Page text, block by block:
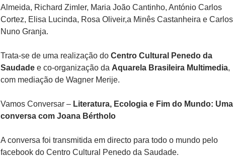
Almeida, Richard Zimler, Maria João Cantinho, António Carlos
Cortez, Elisa Lucinda, Rosa Oliveir,a Minês Castanheira e Carlos
Nuno Granja.
Trata-se de uma realização do Centro Cultural Penedo da
Saudade e co-organização da Aquarela Brasileira Multimedia,
com mediação de Wagner Merije.
Vamos Conversar – Literatura, Ecologia e Fim do Mundo: Uma
conversa com Joana Bértholo
A conversa foi transmitida em directo para todo o mundo pelo
facebook do Centro Cultural Penedo da Saudade.